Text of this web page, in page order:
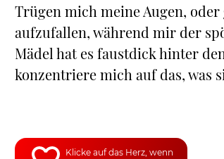
Trügen mich meine Augen,
aufzufallen, während mir der
Mädel hat es faustdick hinter
konzentriere mich auf das, was
Klicke auf das Herz, wenn